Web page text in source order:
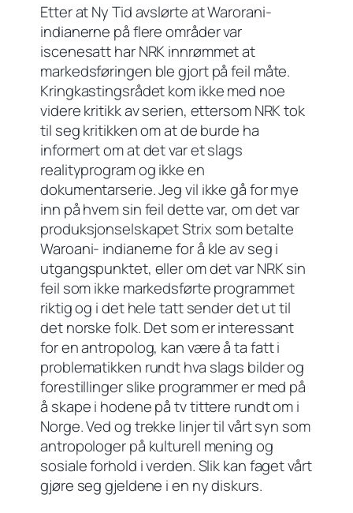
Etter at Ny Tid avslørte at Warorani-
indianerne på flere områder var
iscenesatt har NRK innrømmet at
markedsføringen ble gjort på feil måte.
Kringkastingsrådet kom ikke med noe
videre kritikk av serien, ettersom NRK tok
til seg kritikken om at de burde ha
informert om at det var et slags
realityprogram og ikke en
dokumentarserie. Jeg vil ikke gå for mye
inn på hvem sin feil dette var, om det var
produksjonselskapet Strix som betalte
Waroani- indianerne for å kle av seg i
utgangspunktet, eller om det var NRK sin
feil som ikke markedsførte programmet
riktig og i det hele tatt sender det ut til
det norske folk. Det som er interessant
for en antropolog, kan være å ta fatt i
problematikken rundt hva slags bilder og
forestillinger slike programmer er med på
å skape i hodene på tv tittere rundt om i
Norge. Ved og trekke linjer til vårt syn som
antropologer på kulturell mening og
sosiale forhold i verden. Slik kan faget vårt
gjøre seg gjeldene i en ny diskurs.